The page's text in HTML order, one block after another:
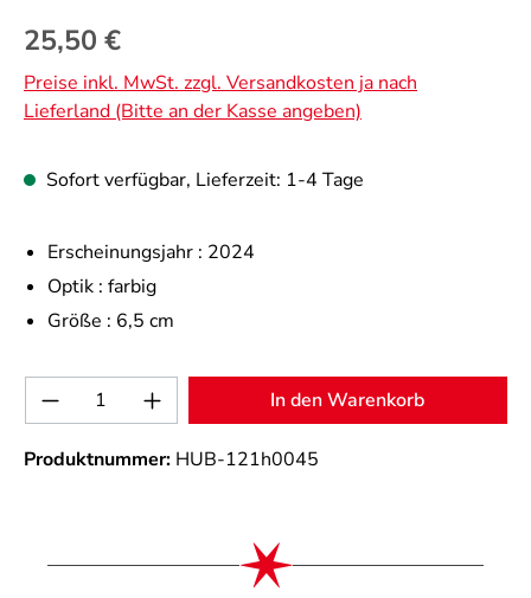
Regulärer Preis:
25,50 €
Preise inkl. MwSt. zzgl. Versandkosten ja nach
Lieferland (Bitte an der Kasse angeben)
Sofort verfügbar, Lieferzeit: 1-4 Tage
Erscheinungsjahr : 2024
Optik : farbig
Größe : 6,5 cm
Produkt Anzahl: Gib den gewünschten
In den Warenkorb
Produktnummer: HUB-121h0045